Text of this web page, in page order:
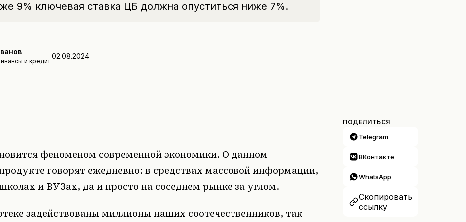
9% ключевая ставка ЦБ должна опуститься ниже 7%.
и кредит
02.08.2024
феноменом современной экономики. О данном
говорят ежедневно: в средствах массовой информации,
и ВУЗах, да и просто на соседнем рынке за углом.
задействованы миллионы наших соотечественников, так
ПОДЕЛИТЬСЯ
Telegram
ВКонтакте
WhatsApp
Скопировать
ссылку